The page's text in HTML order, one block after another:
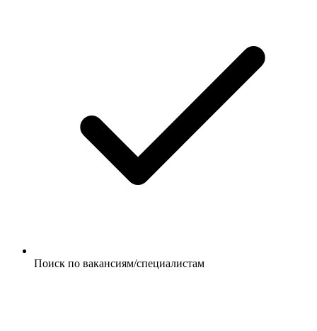
Поиск по вакансиям/специалистам